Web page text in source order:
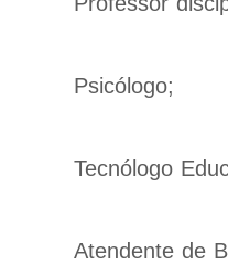
Psicólogo;
Tecnólogo
Atendente de